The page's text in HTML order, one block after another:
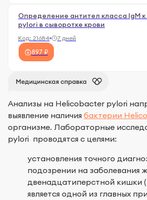
Определение антител класса IgM
pylori в сыворотке крови
Код: 21684 7 дней
897 ₽
Анализы на Helicobacter pylori
выявление наличия бактерии
организме. Лабораторные
pylori проводятся с целями:
установления точного
подозрении на заболевания
двенадцатиперстной кишки
является одной из главных